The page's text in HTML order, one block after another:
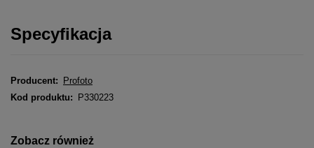
Specyfikacja
Producent: Profoto
Kod produktu: P330223
Zobacz również